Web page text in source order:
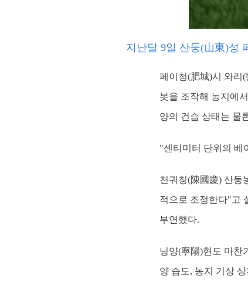
지난달 9일 산둥(山東)성
페이청(肥城)시 와리
봇을 조작해 농지에
양의 건습 상태는 물
"센티미터 단위의 베
천궈칭(陳國慶) 산둥
적으로 조정한다"고
부연했다.
닝양(寧陽)현도 마찬
양 습도, 농지 기상